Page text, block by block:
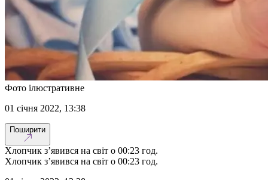
Фото ілюстративне
01 січня 2022, 13:38
Поширити
Хлопчик з’явився на світ о 00:23 год.
Хлопчик з’явився на світ о 00:23 год.